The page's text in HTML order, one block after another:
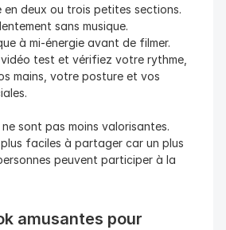
en deux ou trois petites sections.
sans musique.
à mi-énergie avant de filmer.
test et vérifiez votre rythme,
mains, votre posture et vos
sont pas moins valorisantes.
faciles à partager car un plus
peuvent participer à la
amusantes pour